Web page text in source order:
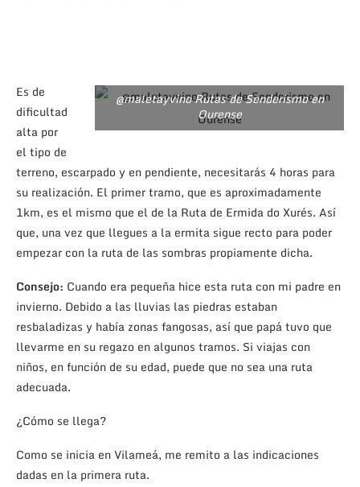
@maletayvino Rutas de Senderismo en
Ourense
Es de
dificultad
alta por
el tipo de
terreno, escarpado y en pendiente, necesitarás 4 horas para
su realización. El primer tramo, que es aproximadamente
1km, es el mismo que el de la Ruta de Ermida do Xurés. Así
que, una vez que llegues a la ermita sigue recto para poder
empezar con la ruta de las sombras propiamente dicha.
Consejo: Cuando era pequeña hice esta ruta con mi padre en
invierno. Debido a las lluvias las piedras estaban
resbaladizas y había zonas fangosas, así que papá tuvo que
llevarme en su regazo en algunos tramos. Si viajas con
niños, en función de su edad, puede que no sea una ruta
adecuada.
¿Cómo se llega?
Como se inicia en Vilameá, me remito a las indicaciones
dadas en la primera ruta.